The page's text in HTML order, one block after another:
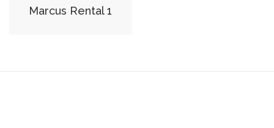
Marcus Rental 1